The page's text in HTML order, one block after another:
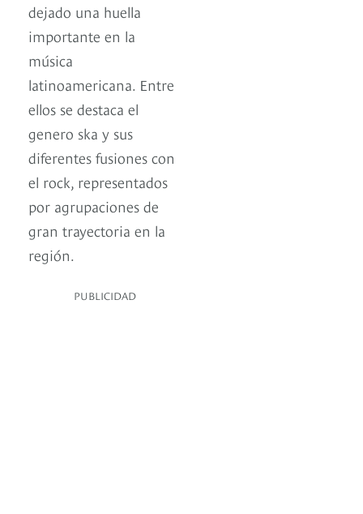
dejado una huella
importante en la
música
latinoamericana. Entre
ellos se destaca el
genero ska y sus
diferentes fusiones con
el rock, representados
por agrupaciones de
gran trayectoria en la
región.
PUBLICIDAD